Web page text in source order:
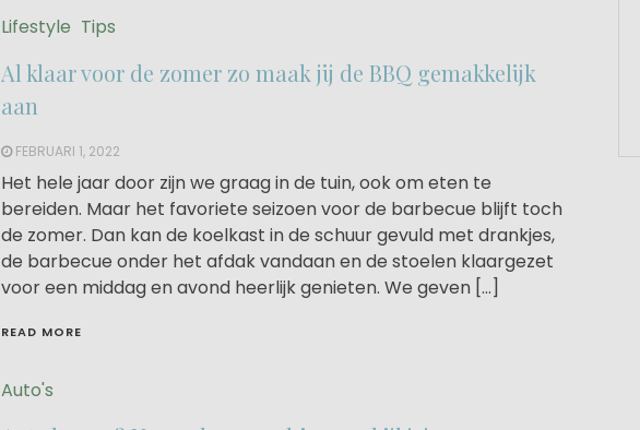
Lifestyle Tips
Al klaar voor de zomer zo maak jij de BBQ gemakkelijk
aan
FEBRUARI 1, 2022
Het hele jaar door zijn we graag in de tuin, ook om eten te
bereiden. Maar het favoriete seizoen voor de barbecue blijft toch
de zomer. Dan kan de koelkast in de schuur gevuld met drankjes,
de barbecue onder het afdak vandaan en de stoelen klaargezet
voor een middag en avond heerlijk genieten. We geven […]
READ MORE
Auto's